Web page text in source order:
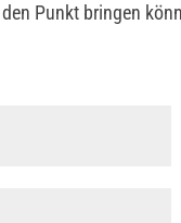
Punkt bringen